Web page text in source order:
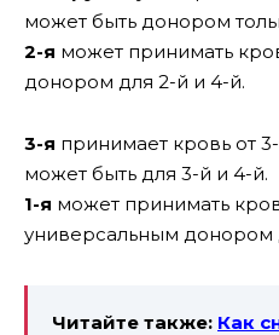
может быть донором
2-я может принимать
донором для 2-й и 4-й.
3-я принимает кровь от
может быть для 3-й и 4-й.
1-я может принимать
универсальным донором
Читайте также: Как